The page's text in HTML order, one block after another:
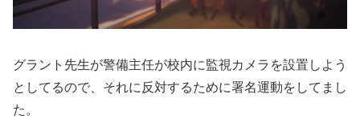
グラント先生が警備主任が校内に監視カメラを設置しよう
としてるので、それに反対するために署名運動をしてまし
た。